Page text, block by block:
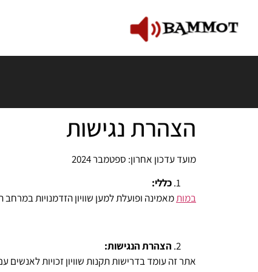
הצהרת נגישות
מועד עדכון אחרון: ספטמבר 2024
כללי:
במותמאמינה ופועלת למען שוויון הזדמנויות
הצהרת הנגישות: